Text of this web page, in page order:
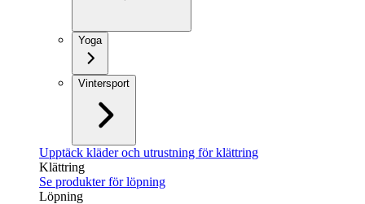
Yoga
Vintersport
Upptäck kläder och utrustning för klättring
Klättring
Se produkter för löpning
Löpning